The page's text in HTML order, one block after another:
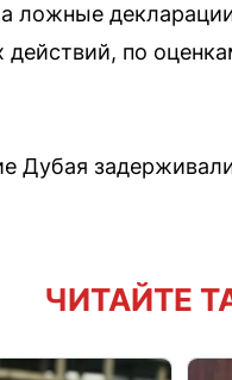
ложные
по
Дубая
ЧИТАЙТЕ